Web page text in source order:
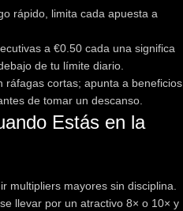
rápido, limita cada apuesta a
a €0.50 cada una significa
de tu límite diario.
ráfagas cortas; apunta a beneficios
de tomar un descanso.
Estás en la
multipliers mayores sin disciplina.
llevar por un atractivo 8× o 10× y